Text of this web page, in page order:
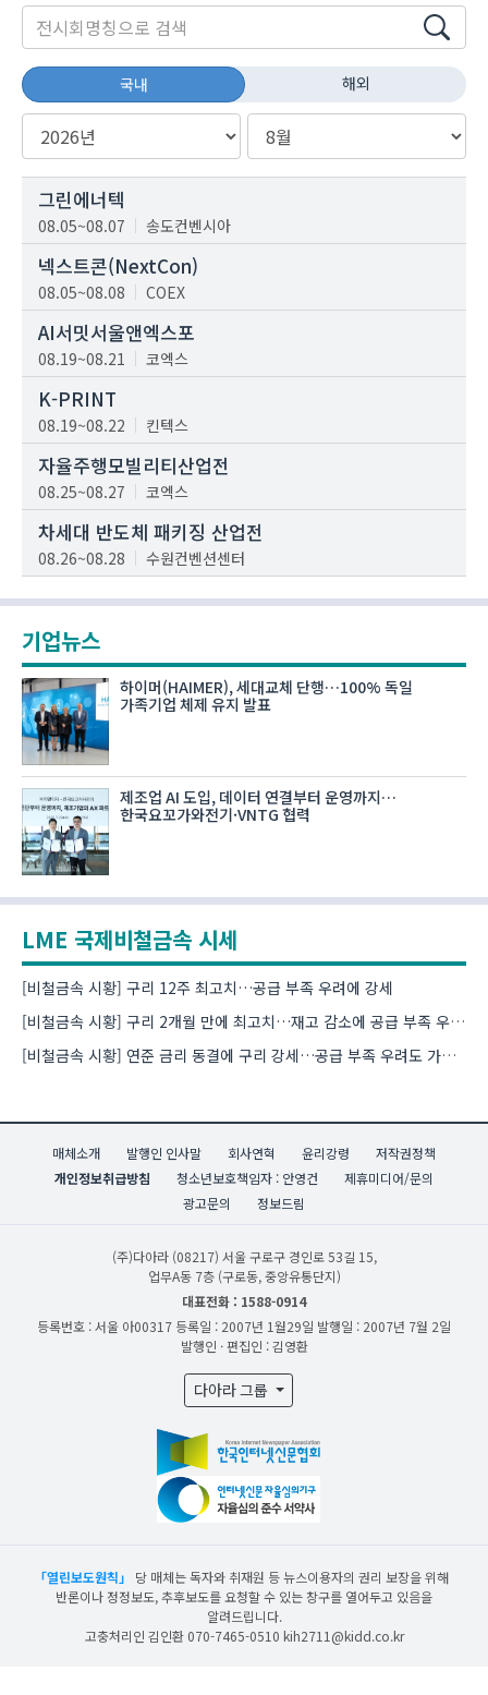
국내 해외
그린에너텍
08.05~08.07 송도컨벤시아
넥스트콘(NextCon)
08.05~08.08 COEX
AI서밋서울앤엑스포
08.19~08.21 코엑스
K-PRINT
08.19~08.22 킨텍스
자율주행모빌리티산업전
08.25~08.27 코엑스
차세대 반도체 패키징 산업전
08.26~08.28 수원컨벤션센터
기업뉴스
하이머(HAIMER), 세대교체 단행…100% 독일
가족기업 체제 유지 발표
제조업 AI 도입, 데이터 연결부터 운영까지…
한국요꼬가와전기·VNTG 협력
LME 국제비철금속 시세
[비철금속 시황] 구리 12주 최고치…공급 부족 우려에 강세
[비철금속 시황] 구리 2개월 만에 최고치…재고 감소에 공급 부족 우려 확대
[비철금속 시황] 연준 금리 동결에 구리 강세…공급 부족 우려도 가격 지지
매체소개 발행인 인사말 회사연혁 윤리강령
저작권정책
개인정보취급방침
청소년보호책임자 : 안영건
제휴미디어/문의
광고문의
정보드림
(주)다아라 (08217) 서울 구로구 경인로 53길 15,
업무A동 7층 (구로동, 중앙유통단지)
대표전화 : 1588-0914
등록번호 : 서울 아00317 등록일 : 2007년 1월29일 발행일 : 2007년 7월 2일
발행인 · 편집인 : 김영환
다아라 그룹
「열린보도원칙」
당 매체는 독자와 취재원 등 뉴스이용자의 권리 보장을 위해
반론이나 정정보도, 추후보도를 요청할 수 있는 창구를 열어두고 있음을
알려드립니다.
고충처리인 김인환 070-7465-0510 kih2711@kidd.co.kr